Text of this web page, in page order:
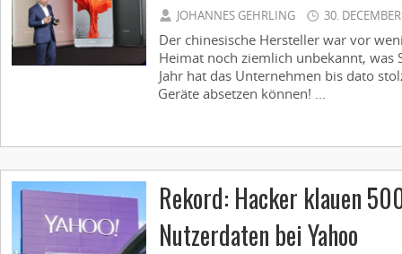
JOHANNES GEHRLING 30.
Der chinesische Hersteller war vor
Heimat noch ziemlich unbekannt, was
Jahr hat das Unternehmen bis dato
Geräte absetzen können! ...
Rekord: Hacker klauen
Nutzerdaten bei Yahoo